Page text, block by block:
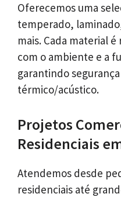
Oferecemos uma
temperado,
mais. Cada material
com o ambiente e a
garantindo
térmico/acústico.
Projetos
Residenciais
Atendemos desde
residenciais até